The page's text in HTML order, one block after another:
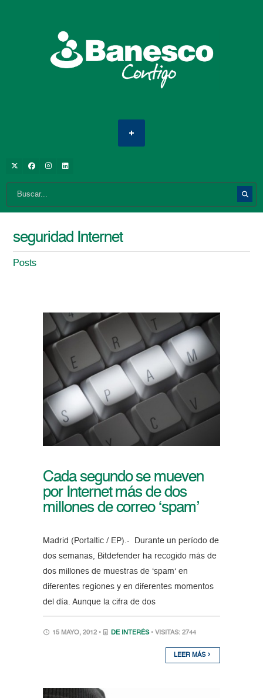
seguridad Internet
Posts
Cada segundo se mueven
por Internet más de dos
millones de correo ‘spam’
Madrid (Portaltic / EP).- Durante un período de
dos semanas, Bitdefender ha recogido más de
dos millones de muestras de ‘spam‘ en
diferentes regiones y en diferentes momentos
del día. Aunque la cifra de dos
15 MAYO, 2012 • DE INTERÉS • VISITAS: 2744
LEER MÁS